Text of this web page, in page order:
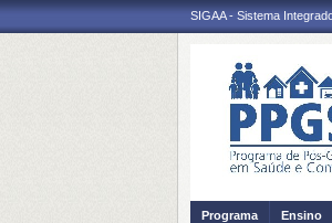
SIGAA - Sistema
Programa Ensino